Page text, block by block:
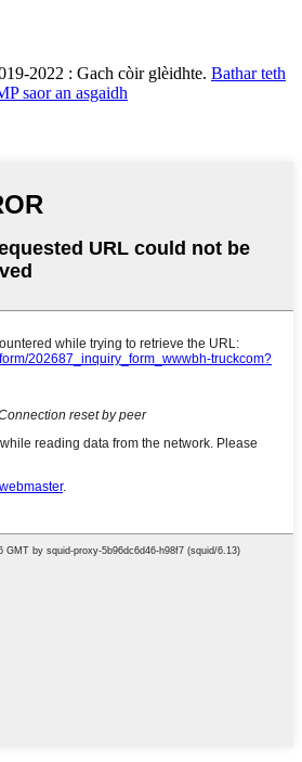
2022 : Gach còir glèidhte. Bathar teth
saor an asgaidh